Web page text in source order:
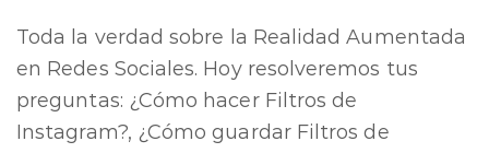
Toda la verdad sobre la Realidad Aumentada
en Redes Sociales. Hoy resolveremos tus
preguntas: ¿Cómo hacer Filtros de
Instagram?, ¿Cómo guardar Filtros de